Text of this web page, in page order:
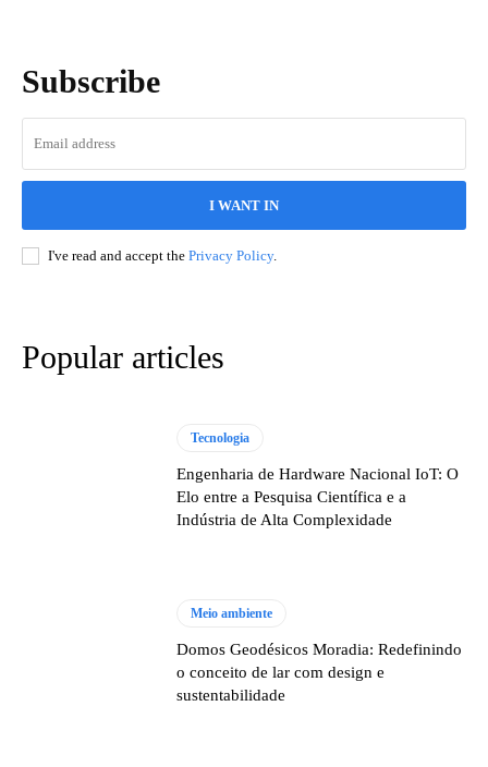
Subscribe
I WANT IN
I've read and accept the Privacy Policy.
Popular articles
Tecnologia
Engenharia de Hardware Nacional IoT: O
Elo entre a Pesquisa Científica e a
Indústria de Alta Complexidade
Meio ambiente
Domos Geodésicos Moradia: Redefinindo
o conceito de lar com design e
sustentabilidade